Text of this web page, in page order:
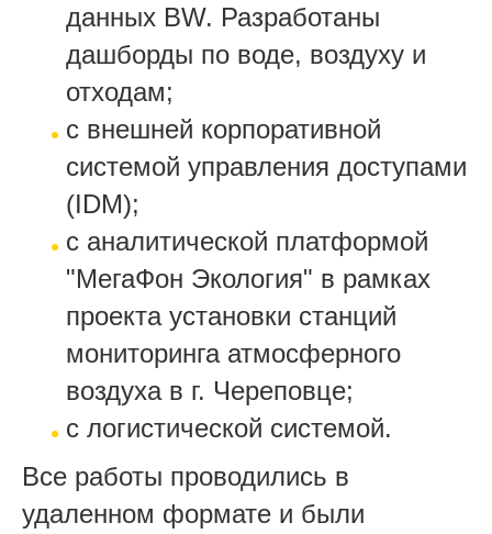
данных BW. Разработаны
дашборды по воде, воздуху и
отходам;
с внешней корпоративной
системой управления доступами
(IDM);
с аналитической платформой
"МегаФон Экология" в рамках
проекта установки станций
мониторинга атмосферного
воздуха в г. Череповце;
с логистической системой.
Все работы проводились в
удаленном формате и были